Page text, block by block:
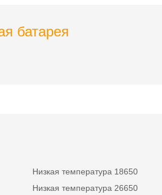
батарея
Низкая температура 18650
Низкая температура 26650